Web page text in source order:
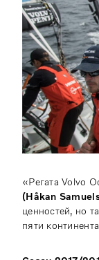
«Регата Volvo
(Håkan
ценностей, но
пяти